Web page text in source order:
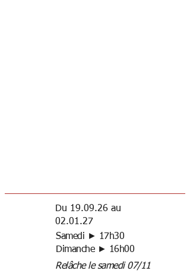
Du 19.09.26 au
02.01.27
Samedi ► 17h30
Dimanche ► 16h00
Relâche le samedi 07/11